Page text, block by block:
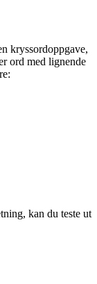
kryssordoppgave,
ord med lignende
kan du teste ut